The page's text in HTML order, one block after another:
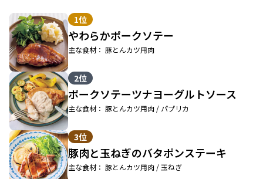
1位
やわらかポークソテー
主な食材： 豚とんカツ用肉
2位
ポークソテーツナヨーグルトソース
主な食材： 豚とんカツ用肉 / パプリカ
3位
豚肉と玉ねぎのバタポンステーキ
主な食材： 豚とんカツ用肉 / 玉ねぎ